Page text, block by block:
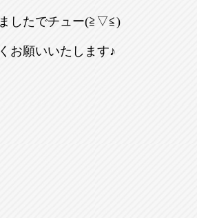
したでチュー(≧▽≦)
お願いいたします♪